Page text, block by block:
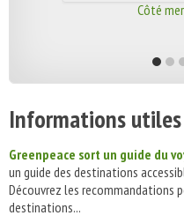
Côté
Informations
Greenpeace sort un guide du
un guide des destinations
Découvrez les recommandations
destinations...